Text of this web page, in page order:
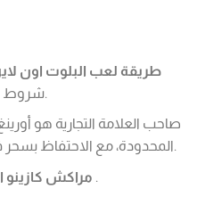
طريقة لعب البلوت اون
شروط الكازينوهات قبل اختيار عملتك.
المحدودة، مع الاحتفاظ بسحر فتحات الطوب وقذائف الهاون.
مراكش كازينو الكلب ، سبيرابل .